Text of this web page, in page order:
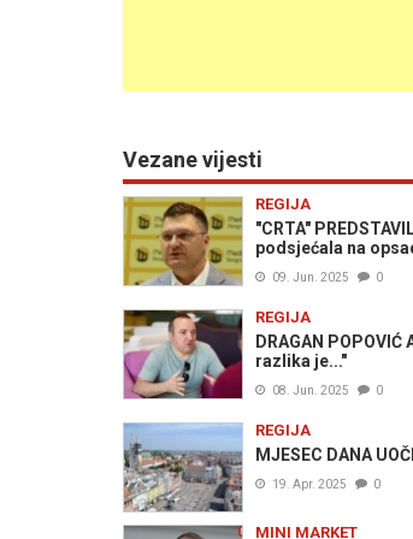
Vezane vijesti
REGIJA
"CRTA"
podsjećala na
09. Jun. 2025 0
REGIJA
DRAGAN
razlika je..."
08. Jun. 2025 0
REGIJA
MJESEC DANA
19. Apr. 2025 0
MINI MARKET